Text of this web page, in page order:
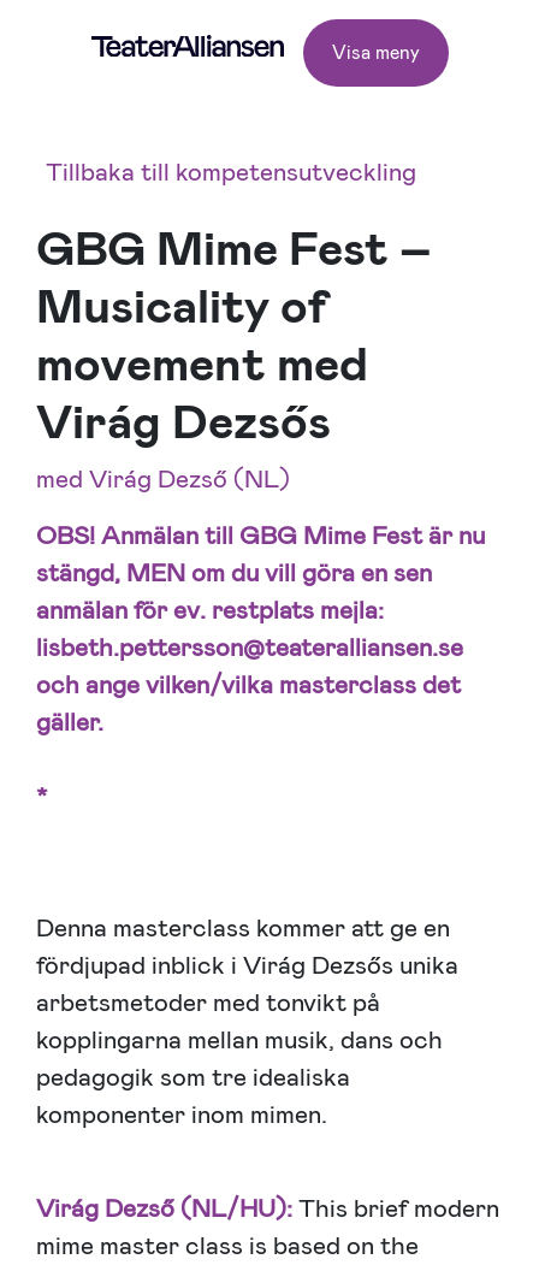
Visa meny
Tillbaka till kompetensutveckling
GBG Mime Fest –
Musicality of
movement med
Virág Dezsős
med Virág Dezső (NL)
OBS!Anmälan till GBG Mime Fest är nu
stängd, MEN om du vill göra en sen
anmälan för ev. restplats mejla:
lisbeth.pettersson@teateralliansen.se
och ange vilken/vilka masterclass det
gäller.
*
Denna masterclass kommer att ge en
fördjupad inblick i Virág Dezsős unika
arbetsmetoder med tonvikt på
kopplingarna mellan musik, dans och
pedagogik som tre idealiska
komponenter inom mimen.
Virág Dezső (NL/HU):This brief modern
mime master class is based on the